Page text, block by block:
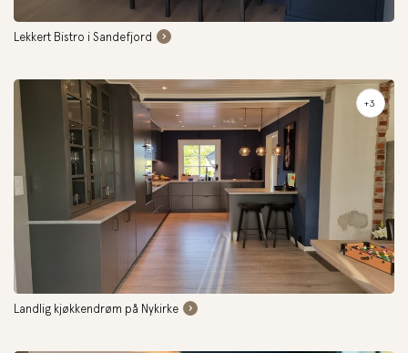
Lekkert Bistro i Sandefjord
+3
Landlig kjøkkendrøm på Nykirke